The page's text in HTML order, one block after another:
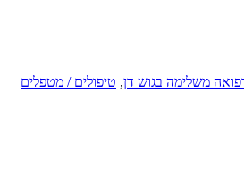
משלימה בגוש דן, טיפולים / מטפלים